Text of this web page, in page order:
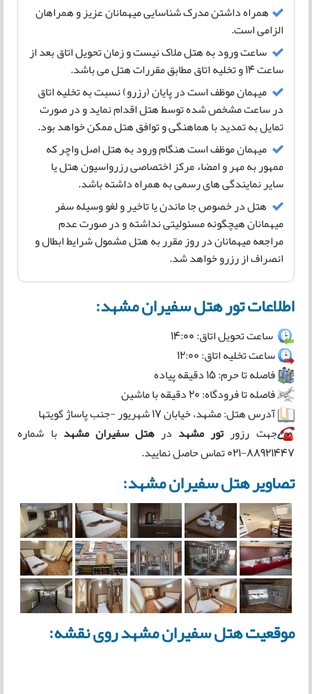
همراه داشتن مدرک شناسایی میهمانان عزیز و همراهان
الزامی است.
ساعت ورود به هتل ملاک نیست و زمان تحویل اتاق بعد از
ساعت 14 و تخلیه اتاق مطابق مقررات هتل می باشد.
میهمان موظف است در پایان (رزرو) نسبت به تخلیه اتاق
در ساعت مشخص شده توسط هتل اقدام نماید و در صورت
تمایل به تمدید با هماهنگی و توافق هتل ممکن خواهد بود.
میهمان موظف است هنگام ورود به هتل اصل واچر که
ممهور به مهر و امضاء مرکز اختصاصی رزرواسیون هتل یا
سایر نمایندگی های رسمی به همراه داشته باشد.
هتل در خصوص جا ماندن یا تاخیر و لغو وسیله سفر
میهمانان هیچگونه مسئولیتی نداشته و در صورت عدم
مراجعه میهمانان در روز مقرر به هتل مشمول شرایط ابطال و
انصراف از رزرو خواهد شد.
اطلاعات تور هتل سفیران مشهد:
ساعت تحویل اتاق: 14:00
ساعت تخلیه اتاق: 12:00
فاصله تا حرم: 15 دقیقه پیاده
فاصله تا فرودگاه: 20 دقیقه با ماشین
آدرس هتل: مشهد، خیابان 17 شهریور -جنب پاساژ کویتها
جهت رزور تور مشهد درهتل سفیران مشهد با شماره
88921447-021 تماس حاصل نمایید.
تصاویر هتل سفیران مشهد:
موقعیت هتل سفیران مشهد روی نقشه: